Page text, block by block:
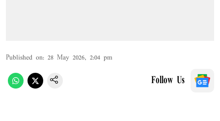
Published on: 28 May 2026, 2:04 pm
Follow Us